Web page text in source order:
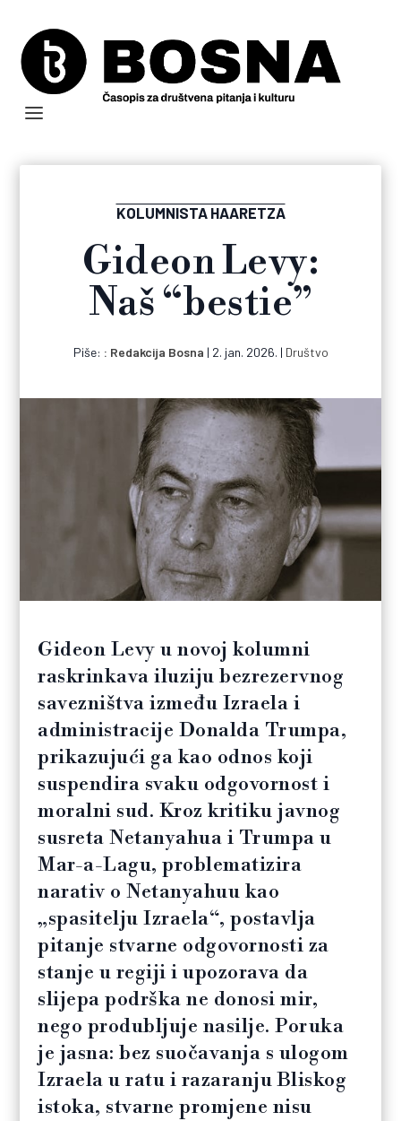
KOLUMNISTA HAARETZA
Gideon Levy:
Naš “bestie”
Piše: Redakcija Bosna | 2. jan. 2026. | Društvo
Gideon Levy u novoj kolumni
raskrinkava iluziju bezrezervnog
savezništva između Izraela i
administracije Donalda Trumpa,
prikazujući ga kao odnos koji
suspendira svaku odgovornost i
moralni sud. Kroz kritiku javnog
susreta Netanyahua i Trumpa u
Mar-a-Lagu, problematizira
narativ o Netanyahuu kao
„spasitelju Izraela“, postavlja
pitanje stvarne odgovornosti za
stanje u regiji i upozorava da
slijepa podrška ne donosi mir,
nego produbljuje nasilje. Poruka
je jasna: bez suočavanja s ulogom
Izraela u ratu i razaranju Bliskog
istoka, stvarne promjene nisu